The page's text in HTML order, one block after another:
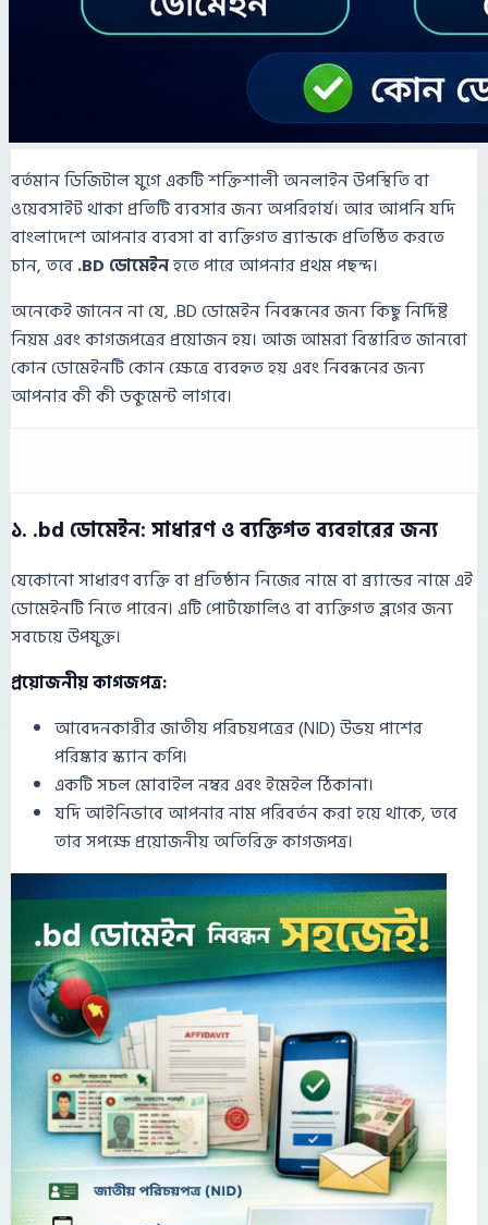
বর্তমান ডিজিটাল যুগে একটি শক্তিশালী অনলাইন উপস্থিতি বা
ওয়েবসাইট থাকা প্রতিটি ব্যবসার জন্য অপরিহার্য। আর আপনি যদি
বাংলাদেশে আপনার ব্যবসা বা ব্যক্তিগত ব্র্যান্ডকে প্রতিষ্ঠিত করতে
চান, তবে.BD ডোমেইনহতে পারে আপনার প্রথম পছন্দ।
অনেকেই জানেন না যে, .BD ডোমেইন নিবন্ধনের জন্য কিছু নির্দিষ্ট
নিয়ম এবং কাগজপত্রের প্রয়োজন হয়। আজ আমরা বিস্তারিত জানবো
কোন ডোমেইনটি কোন ক্ষেত্রে ব্যবহৃত হয় এবং নিবন্ধনের জন্য
আপনার কী কী ডকুমেন্ট লাগবে।
১. .bd ডোমেইন: সাধারণ ও ব্যক্তিগত ব্যবহারের জন্য
যেকোনো সাধারণ ব্যক্তি বা প্রতিষ্ঠান নিজের নামে বা ব্র্যান্ডের নামে এই
ডোমেইনটি নিতে পারেন। এটি পোর্টফোলিও বা ব্যক্তিগত ব্লগের জন্য
সবচেয়ে উপযুক্ত।
প্রয়োজনীয় কাগজপত্র:
আবেদনকারীর জাতীয় পরিচয়পত্রের (NID) উভয় পাশের
পরিষ্কার স্ক্যান কপি।
একটি সচল মোবাইল নম্বর এবং ইমেইল ঠিকানা।
যদি আইনিভাবে আপনার নাম পরিবর্তন করা হয়ে থাকে, তবে
তার সপক্ষে প্রয়োজনীয় অতিরিক্ত কাগজপত্র।